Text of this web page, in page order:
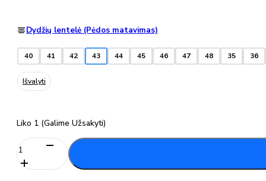
Dydžių lentelė (Pėdos matavimas)
40 41 42 43 44 45 46 47 48 35 36
Išvalyti
Liko 1 (galime Užsakyti)
produkto
kiekis:
Darbo